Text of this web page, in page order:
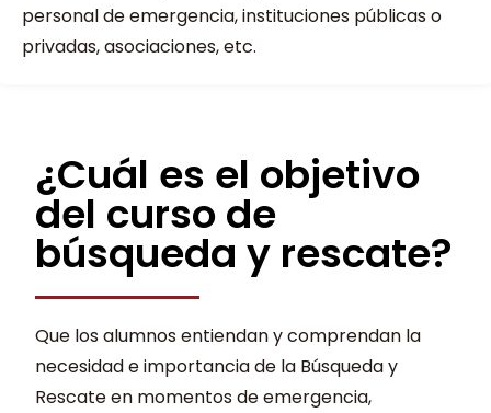
personal de emergencia, instituciones públicas o
privadas, asociaciones, etc.
¿Cuál es el objetivo
del curso de
búsqueda y rescate?
Que los alumnos entiendan y comprendan la
necesidad e importancia de la Búsqueda y
Rescate en momentos de emergencia,